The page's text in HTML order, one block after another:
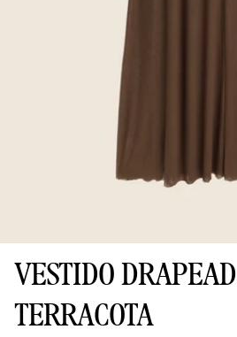
VESTIDO
TERRACOTA